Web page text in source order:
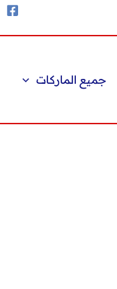
جميع الماركات